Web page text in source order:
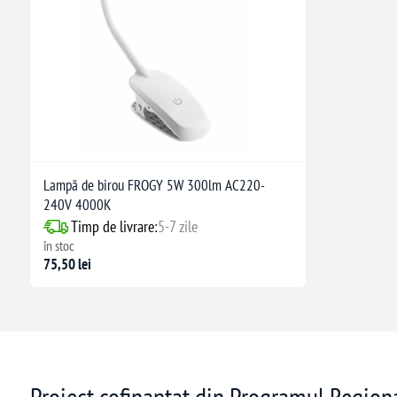
Lampă de birou FROGY 5W 300lm AC220-
240V 4000K
Timp de livrare:5-7 zile
în stoc
75,50 lei